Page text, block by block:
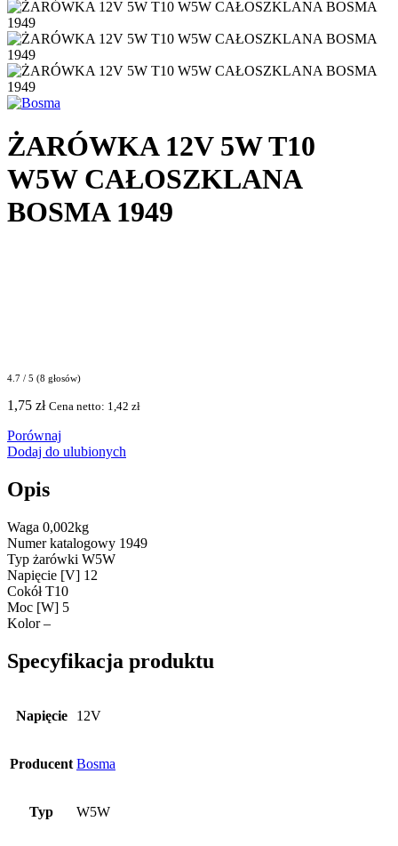
ŻARÓWKA 12V 5W T10
W5W CAŁOSZKLANA
BOSMA 1949
4.7 / 5 (8 głosów)
1,75 zł Cena netto: 1,42 zł
Porównaj
Dodaj do ulubionych
Opis
Waga 0,002kg
Numer katalogowy 1949
Typ żarówki W5W
Napięcie [V] 12
Cokół T10
Moc [W] 5
Kolor –
Specyfikacja produktu
Napięcie 12V
Producent Bosma
Typ W5W